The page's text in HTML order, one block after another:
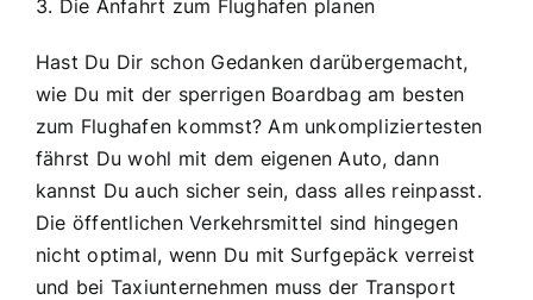
3. Die Anfahrt zum Flughafen planen
Hast Du Dir schon Gedanken darübergemacht,
wie Du mit der sperrigen Boardbag am besten
zum Flughafen kommst? Am unkompliziertesten
fährst Du wohl mit dem eigenen Auto, dann
kannst Du auch sicher sein, dass alles reinpasst.
Die öffentlichen Verkehrsmittel sind hingegen
nicht optimal, wenn Du mit Surfgepäck verreist
und bei Taxiunternehmen muss der Transport